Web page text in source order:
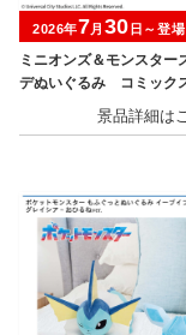
ミニオンズ＆モンスタ
デぬいぐるみ コミック
2026年7月 30 日～登場